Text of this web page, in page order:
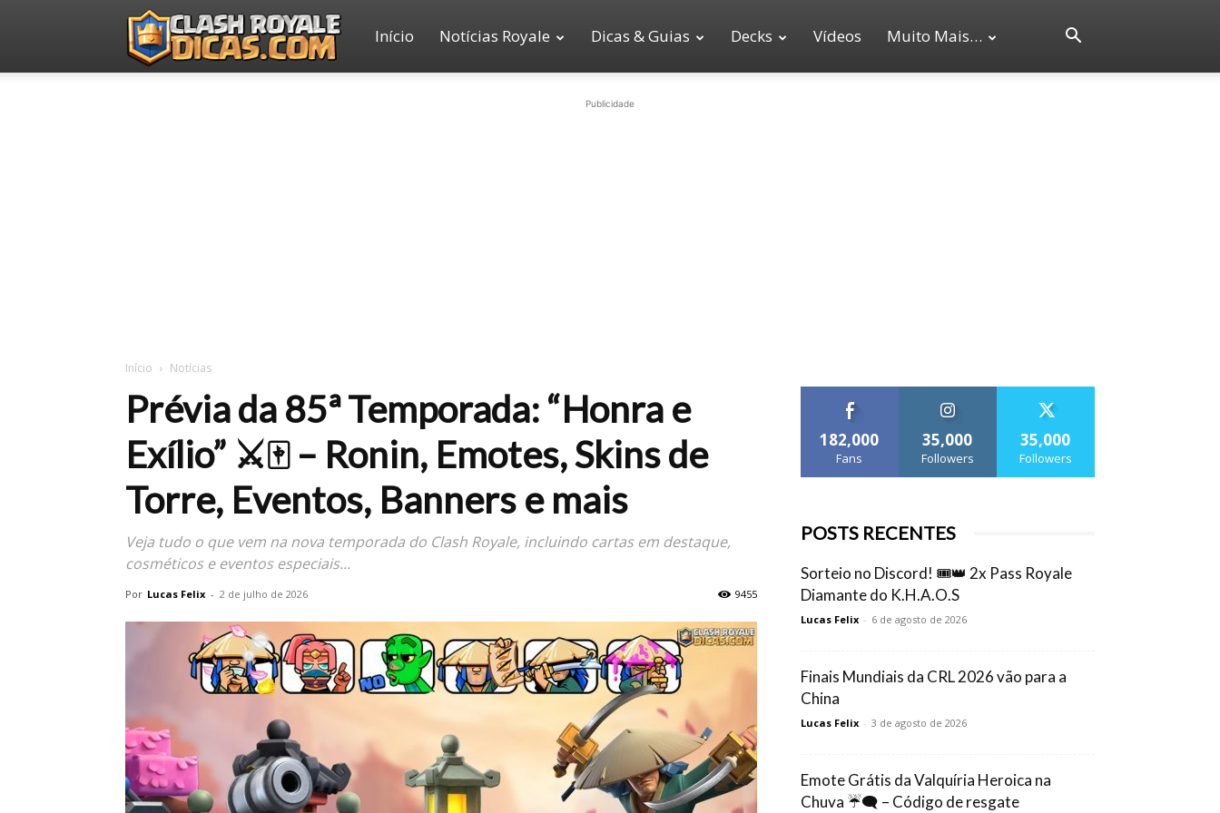
Clash
Início Notícias Royale Dicas & Guias Decks Vídeos Muito Mais…
Publicidade
Início Notícias
Prévia da 85ª Temporada: “Honra e
Exílio” ⚔️🀄 – Ronin, Emotes, Skins de
Torre, Eventos, Banners e mais
Veja tudo o que vem na nova temporada do Clash Royale, incluindo cartas em destaque,
cosméticos e eventos especiais...
Por Lucas Felix - 2 de julho de 2026 9455
182,000
Fans
35,000
Followers
35,000
Followers
POSTS RECENTES
Sorteio no Discord! 🎟️👑 2x Pass Royale
Diamante do K.H.A.O.S
Lucas Felix - 6 de agosto de 2026
Finais Mundiais da CRL 2026 vão para a
China
Lucas Felix - 3 de agosto de 2026
Emote Grátis da Valquíria Heroica na
Chuva ☔🗨️ – Código de resgate